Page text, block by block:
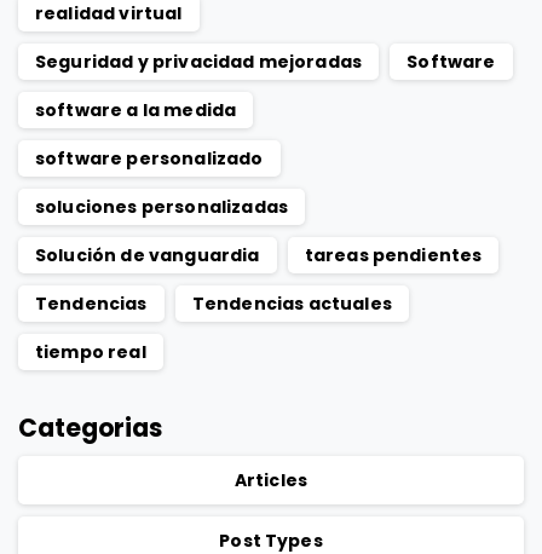
realidad virtual
Seguridad y privacidad mejoradas
Software
software a la medida
software personalizado
soluciones personalizadas
Solución de vanguardia
tareas pendientes
Tendencias
Tendencias actuales
tiempo real
Categorias
Articles
Post Types